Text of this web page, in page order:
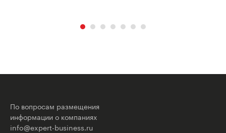
По вопросам размещения
информации о компаниях
info@expert-business.ru